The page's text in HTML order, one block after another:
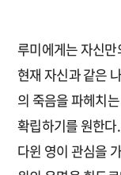
루미에게는 자신
현재 자신과 같은
의 죽음을 파헤치
확립하기를 원한
다윈 영이 관심을